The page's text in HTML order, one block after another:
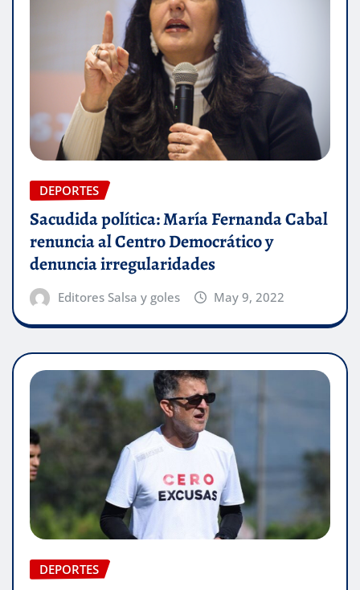
DEPORTES
Sacudida política: María Fernanda Cabal
renuncia al Centro Democrático y
denuncia irregularidades
Editores Salsa y goles May 9, 2022
DEPORTES